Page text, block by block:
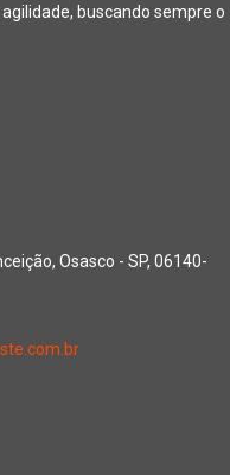
buscando sempre o
Osasco - SP, 06140-